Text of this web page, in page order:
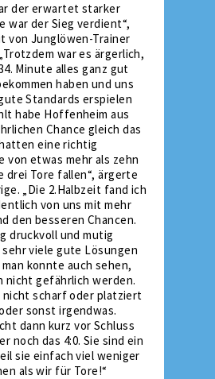
der erwartet starker
war der Sieg verdient“,
von Junglöwen-Trainer
war es ärgerlich,
Minute alles ganz gut
haben und uns
Standards erspielen
habe Hoffenheim aus
Chance gleich das
eine richtig
von etwas mehr als zehn
drei Tore fallen“, ärgerte
„Die 2.Halbzeit fand ich
von uns mit mehr
den besseren Chancen.
druckvoll und mutig
viele gute Lösungen
konnte auch sehen,
nicht gefährlich werden.
nicht scharf oder platziert
sonst irgendwas.
dann kurz vor Schluss
noch das 4:0. Sie sind ein
sie einfach viel weniger
als wir für Tore!“